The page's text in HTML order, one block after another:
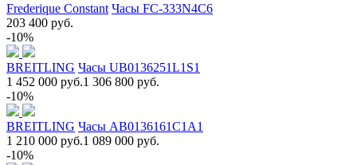
Frederique Constant Часы FC-333N4C6
203 400 руб.
-10%
BREITLING Часы UB0136251L1S1
1 452 000 руб.1 306 800 руб.
-10%
BREITLING Часы AB0136161C1A1
1 210 000 руб.1 089 000 руб.
-10%